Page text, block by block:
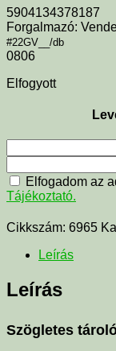
5904134378187
Forgalmazó:
#22GV__/db
0806
Elfogyott
Elfogadom az
Tájékoztató.
Cikkszám: 6965
Leírás
Leírás
Szögletes